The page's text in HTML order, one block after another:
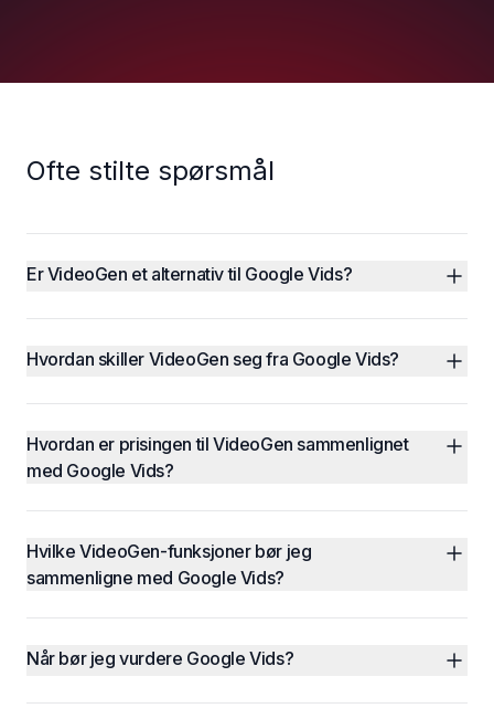
Ofte stilte spørsmål
Er VideoGen et alternativ til Google Vids?
Hvordan skiller VideoGen seg fra Google Vids?
Hvordan er prisingen til VideoGen sammenlignet
med Google Vids?
Hvilke VideoGen-funksjoner bør jeg
sammenligne med Google Vids?
Når bør jeg vurdere Google Vids?